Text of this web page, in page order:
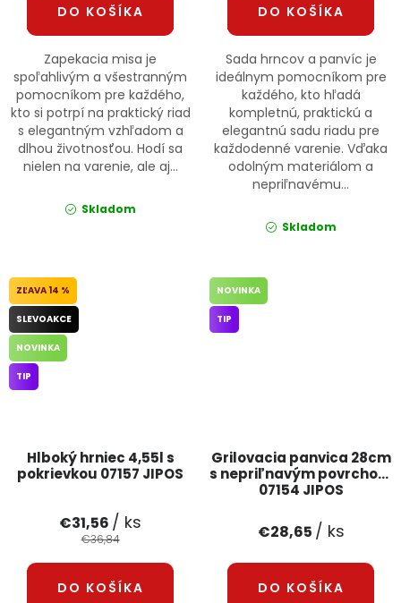
DO KOŠÍKA
Zapekacia misa je
spoľahlivým a všestranným
pomocníkom pre každého,
kto si potrpí na praktický riad
s elegantným vzhľadom a
dlhou životnosťou. Hodí sa
nielen na varenie, ale aj...
Skladom
DO KOŠÍKA
Sada hrncov a panvíc je
ideálnym pomocníkom pre
každého, kto hľadá
kompletnú, praktickú a
elegantnú sadu riadu pre
každodenné varenie. Vďaka
odolným materiálom a
nepriľnavému...
Skladom
Hlboký hrniec 4,55l s
pokrievkou 07157 JIPOS
14 %
SLEVOAKCE
NOVINKA
TIP
€31,56 / ks
€36,84
DO KOŠÍKA
Grilovacia panvica 28cm
s nepriľnavým povrchom
07154 JIPOS
NOVINKA
TIP
€28,65 / ks
DO KOŠÍKA